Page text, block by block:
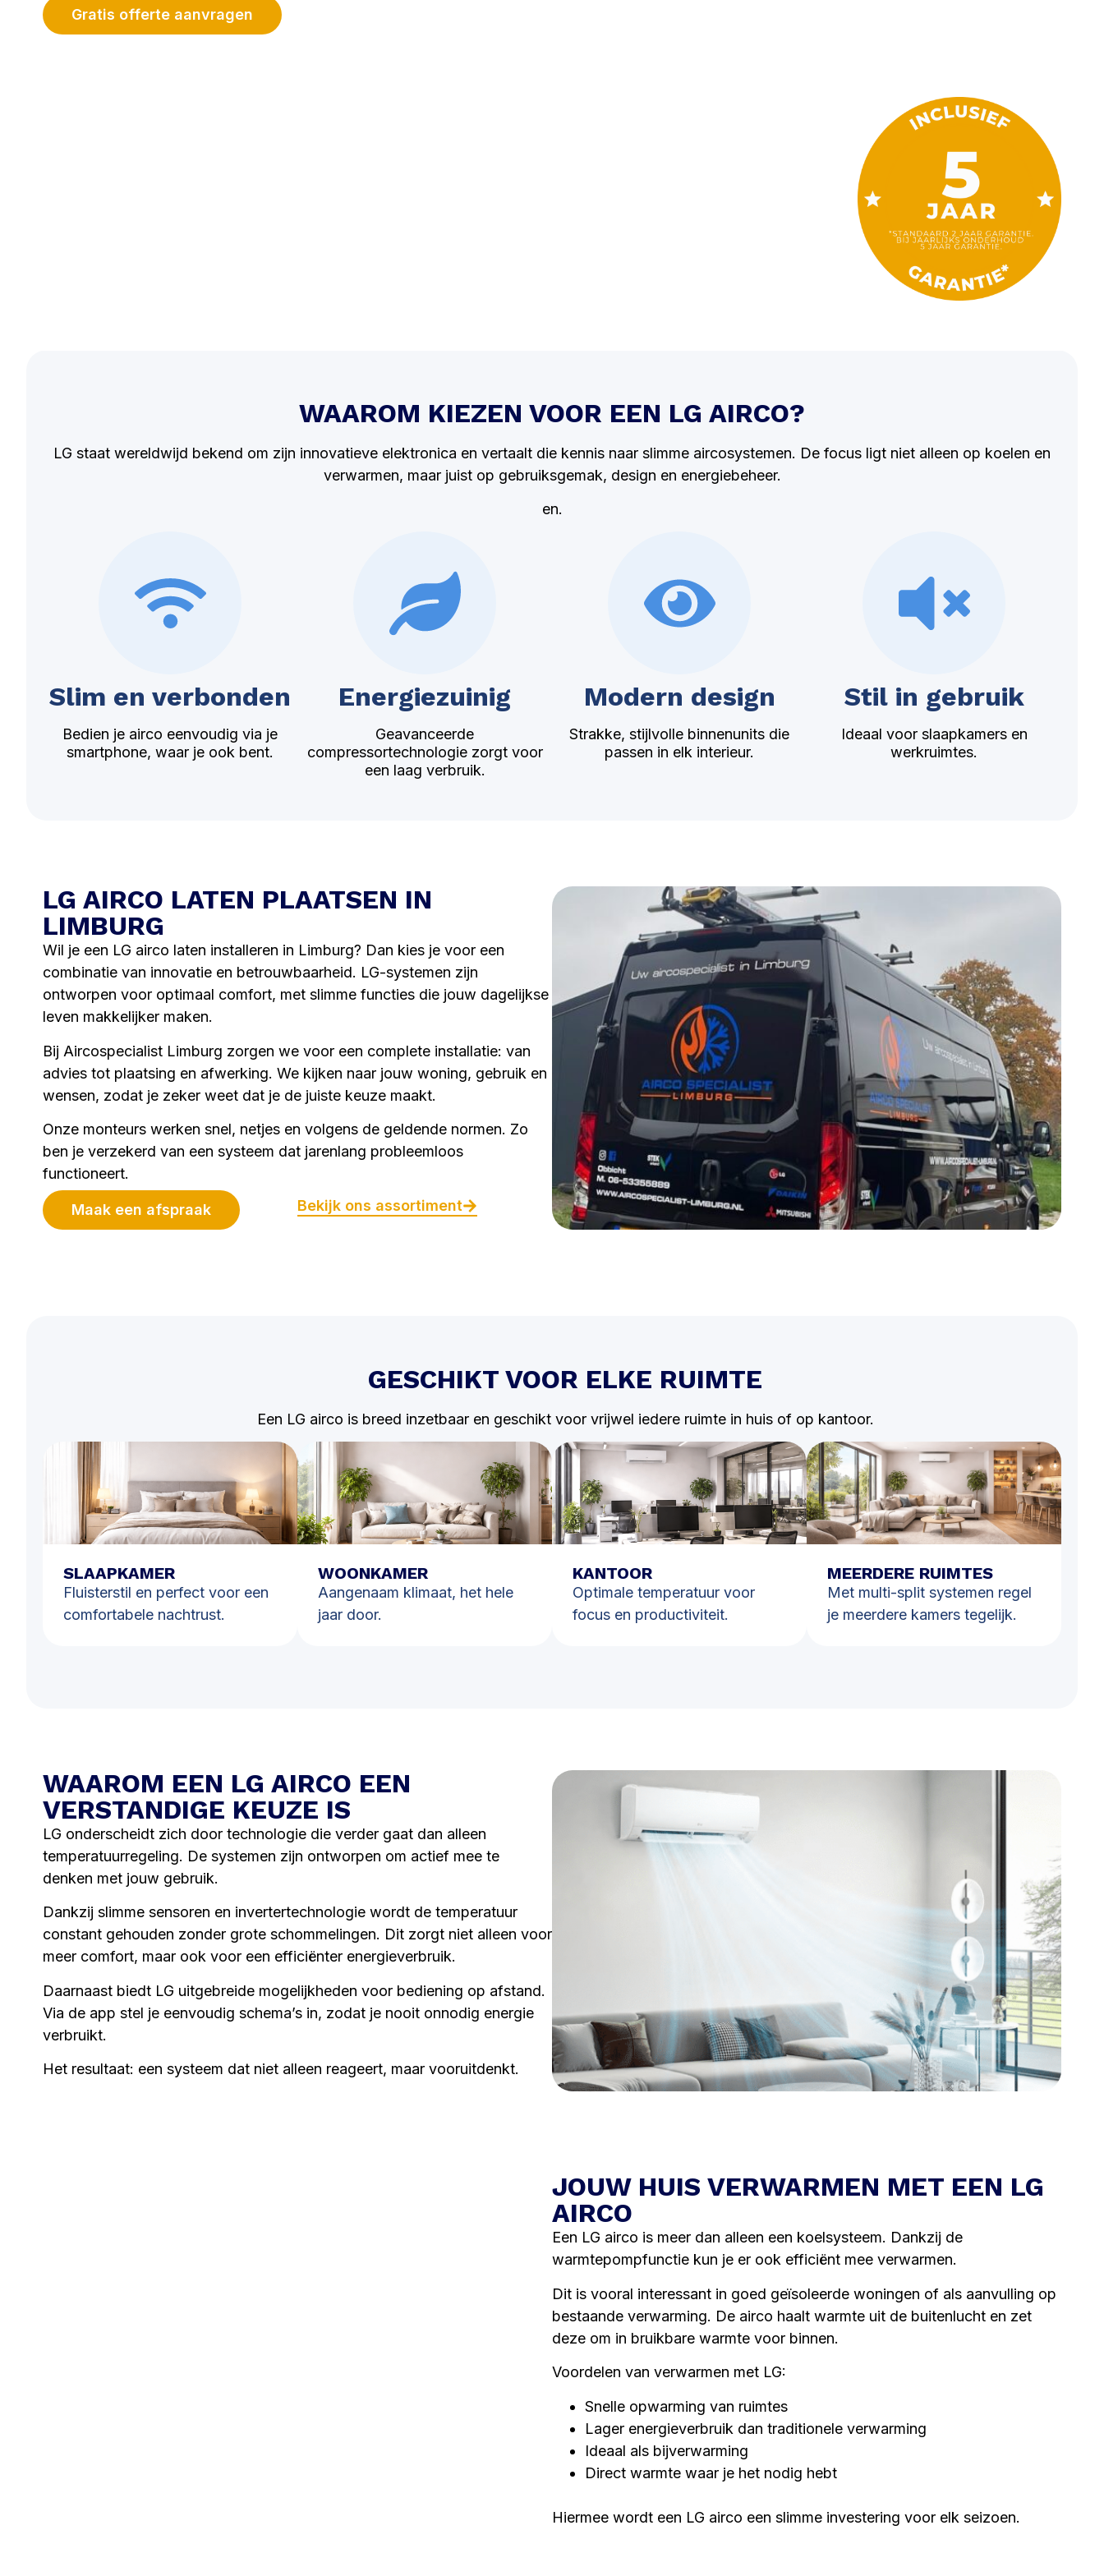
Gratis offerte aanvragen
WAAROM KIEZEN VOOR EEN LG AIRCO?
LG staat wereldwijd bekend om zijn innovatieve elektronica en vertaalt die kennis naar slimme aircosystemen. De focus ligt niet alleen op koelen en
verwarmen, maar juist op gebruiksgemak, design en energiebeheer.
en.
Slim en verbonden
Bedien je airco eenvoudig via je
smartphone, waar je ook bent.
Energiezuinig
Geavanceerde
compressortechnologie zorgt voor
een laag verbruik.
Modern design
Strakke, stijlvolle binnenunits die
passen in elk interieur.
Stil in gebruik
Ideaal voor slaapkamers en
werkruimtes.
LG AIRCO LATEN PLAATSEN IN
LIMBURG
Wil je een LG airco laten installeren in Limburg? Dan kies je voor een
combinatie van innovatie en betrouwbaarheid. LG-systemen zijn
ontworpen voor optimaal comfort, met slimme functies die jouw dagelijkse
leven makkelijker maken.
Bij Aircospecialist Limburg zorgen we voor een complete installatie: van
advies tot plaatsing en afwerking. We kijken naar jouw woning, gebruik en
wensen, zodat je zeker weet dat je de juiste keuze maakt.
Onze monteurs werken snel, netjes en volgens de geldende normen. Zo
ben je verzekerd van een systeem dat jarenlang probleemloos
functioneert.
Maak een afspraak Bekijk ons assortiment
GESCHIKT VOOR ELKE RUIMTE
Een LG airco is breed inzetbaar en geschikt voor vrijwel iedere ruimte in huis of op kantoor.
SLAAPKAMER
Fluisterstil en perfect voor een
comfortabele nachtrust.
WOONKAMER
Aangenaam klimaat, het hele
jaar door.
KANTOOR
Optimale temperatuur voor
focus en productiviteit.
MEERDERE RUIMTES
Met multi-split systemen regel
je meerdere kamers tegelijk.
WAAROM EEN LG AIRCO EEN
VERSTANDIGE KEUZE IS
LG onderscheidt zich door technologie die verder gaat dan alleen
temperatuurregeling. De systemen zijn ontworpen om actief mee te
denken met jouw gebruik.
Dankzij slimme sensoren en invertertechnologie wordt de temperatuur
constant gehouden zonder grote schommelingen. Dit zorgt niet alleen voor
meer comfort, maar ook voor een efficiënter energieverbruik.
Daarnaast biedt LG uitgebreide mogelijkheden voor bediening op afstand.
Via de app stel je eenvoudig schema’s in, zodat je nooit onnodig energie
verbruikt.
Het resultaat: een systeem dat niet alleen reageert, maar vooruitdenkt.
JOUW HUIS VERWARMEN MET EEN LG
AIRCO
Een LG airco is meer dan alleen een koelsysteem. Dankzij de
warmtepompfunctie kun je er ook efficiënt mee verwarmen.
Dit is vooral interessant in goed geïsoleerde woningen of als aanvulling op
bestaande verwarming. De airco haalt warmte uit de buitenlucht en zet
deze om in bruikbare warmte voor binnen.
Voordelen van verwarmen met LG:
Snelle opwarming van ruimtes
Lager energieverbruik dan traditionele verwarming
Ideaal als bijverwarming
Direct warmte waar je het nodig hebt
Hiermee wordt een LG airco een slimme investering voor elk seizoen.